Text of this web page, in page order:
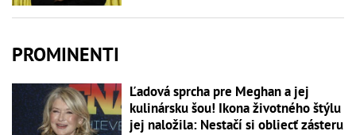
PROMINENTI
Ľadová sprcha pre Meghan a jej
kulinársku šou! Ikona životného štýlu
jej naložila: Nestačí si obliecť zásteru